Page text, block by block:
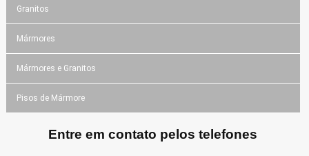
Granitos
Mármores
Mármores e Granitos
Pisos de Mármore
Entre em contato pelos telefones